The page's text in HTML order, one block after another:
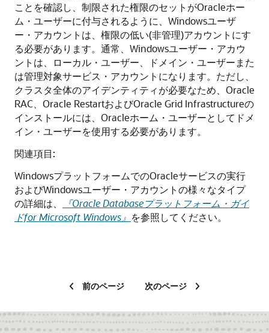
ことを確認し、制限された権限のセットがOracleホー
ム・ユーザーに付与されるように、Windowsユーザ
ー・アカウントは、権限の低い(非管理)アカウントにす
る必要があります。通常、Windowsユーザー・アカウ
ントは、ローカル・ユーザー、ドメイン・ユーザーまた
は管理対象サービス・アカウントになります。ただし、
クラスタ全体のアイデンティティが必要なため、Oracle
RAC、Oracle RestartおよびOracle Grid Infrastructureの
インストールには、Oracleホーム・ユーザーとしてドメ
イン・ユーザーを使用する必要があります。
関連項目:
WindowsプラットフォームでのOracleサービスの実行
およびWindowsユーザー・アカウントの様々なタイプ
の詳細は、
『Oracle Databaseプラットフォーム・ガイ
ドfor Microsoft Windows』 を参照してください。
前のページ 次のページ